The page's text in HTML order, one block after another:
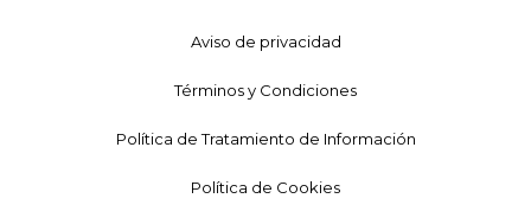
Aviso de privacidad
Términos y Condiciones
Política de Tratamiento de Información
Política de Cookies